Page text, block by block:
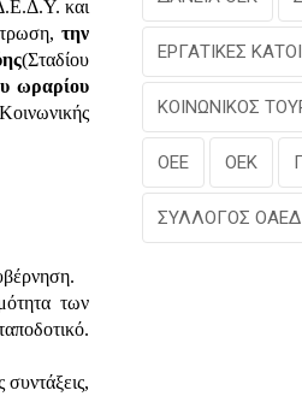
και
την
(Σταδίου
ωραρίου
των
ΕΡΓΑΤΙΚΕΣ
ΚΟΙΝΩΝΙΚΟΣ
ΟΕΕ ΟΕΚ
ΣΥΛΛΟΓΟΣ ΟΑΕΔ